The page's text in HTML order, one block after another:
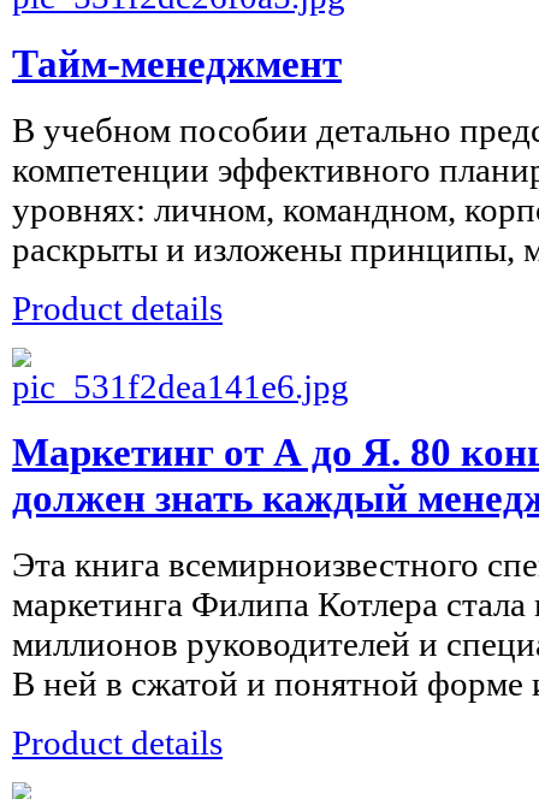
Тайм-менеджмент
В учебном пособии детально
компетенции эффективного
уровнях: личном, командном,
раскрыты и изложены принципы,
Product details
Маркетинг от А до Я. 80
должен знать каждый
Эта книга всемирноизвестного
маркетинга Филипа Котлера стала
миллионов руководителей и
В ней в сжатой и понятной форме
Product details